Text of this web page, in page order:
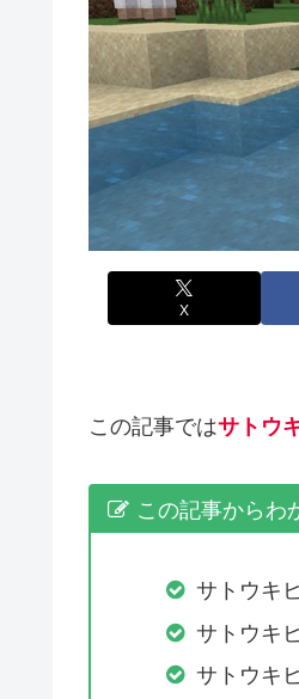
X
この記事ではサトウ
この記事からわ
サトウキ
サトウキ
サトウキ